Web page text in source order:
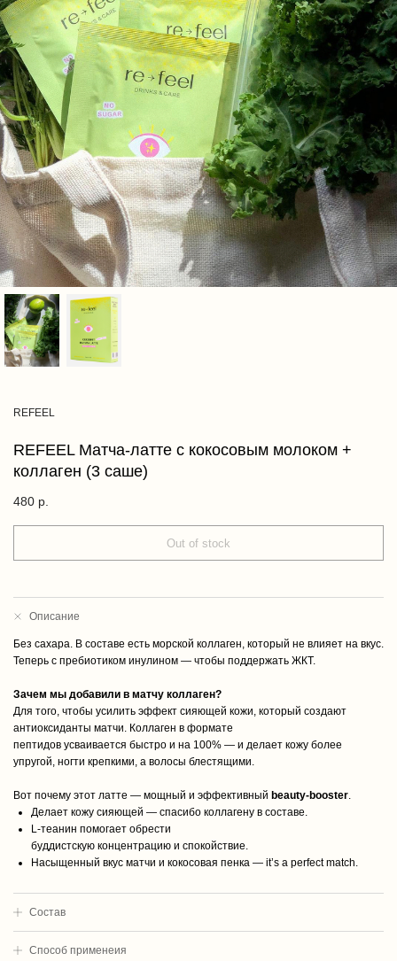
REFEEL Матча-латте с кокосовым молоком +
коллаген (3 саше)
REFEEL
480 р.
Out of stock
Описание
Без сахара. В составе есть морской коллаген, который не влияет на вкус.
Теперь с пребиотиком инулином — чтобы поддержать ЖКТ.
Зачем мы добавили в матчу коллаген?
Для того, чтобы усилить эффект сияющей кожи, который создают
антиоксиданты матчи. Коллаген в формате
пептидов усваивается быстро и на 100% — и делает кожу более
упругой, ногти крепкими, а волосы блестящими.
Вот почему этот латте — мощный и эффективный beauty-booster.
Делает кожу сияющей — спасибо коллагену в составе.
L-теанин помогает обрести
буддистскую концентрацию и спокойствие.
Насыщенный вкус матчи и кокосовая пенка — it’s a perfect match.
Cостав
Способ применеия